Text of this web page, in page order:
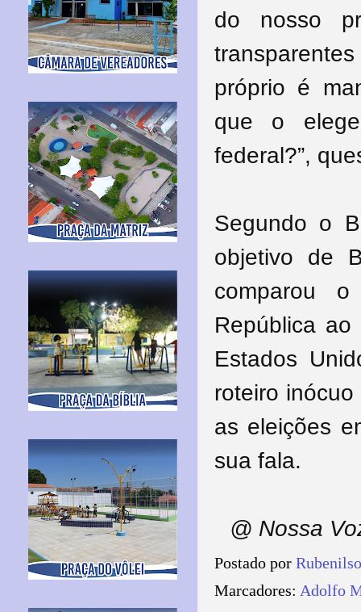
do nosso
próprio é
que o
federal?”,
Segundo o
objetivo de
comparou
República
Estados
roteiro
as eleições
sua fala.
@ Nossa
Postado por
Marcadores: Adolfo